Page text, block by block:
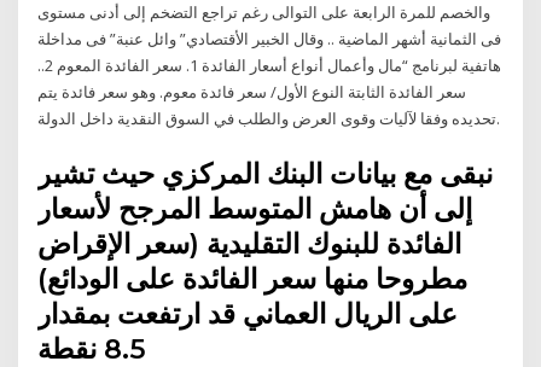
والخصم للمرة الرابعة على التوالى رغم تراجع التضخم إلى أدنى مستوى
فى الثمانية أشهر الماضية .. وقال الخبير الأقتصادي” وائل عنبة” فى مداخلة
هاتفية لبرنامج “مال وأعمال أنواع أسعار الفائدة 1. سعر الفائدة المعوم 2..
سعر الفائدة الثابتة النوع الأول/ سعر فائدة معوم. وهو سعر فائدة يتم
تحديده وفقا لآليات وقوى العرض والطلب في السوق النقدية داخل الدولة.
نبقى مع بيانات البنك المركزي حيث تشير
إلى أن هامش المتوسط المرجح لأسعار
الفائدة للبنوك التقليدية (سعر الإقراض
مطروحا منها سعر الفائدة على الودائع)
على الريال العماني قد ارتفعت بمقدار
8.5 نقطة